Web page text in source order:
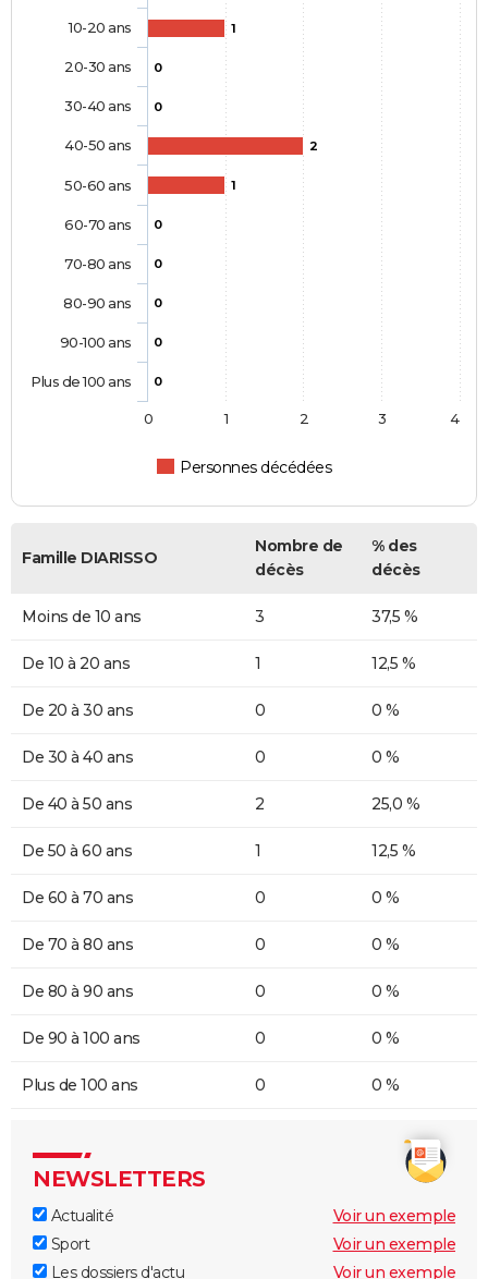
1
0
0
2
1
0
0
0
0
0
Personnes décédées
10-20 ans
20-30 ans
30-40 ans
40-50 ans
50-60 ans
60-70 ans
70-80 ans
80-90 ans
90-100 ans
Plus de 100 ans
0 1 2 3 4
Famille DIARISSO
Nombre de
décès
% des
décès
Moins de 10 ans 3 37,5 %
De 10 à 20 ans 1 12,5 %
De 20 à 30 ans 0 0 %
De 30 à 40 ans 0 0 %
De 40 à 50 ans 2 25,0 %
De 50 à 60 ans 1 12,5 %
De 60 à 70 ans 0 0 %
De 70 à 80 ans 0 0 %
De 80 à 90 ans 0 0 %
De 90 à 100 ans 0 0 %
Plus de 100 ans 0 0 %
NEWSLETTERS
Actualité
Voir un exemple
Sport
Voir un exemple
Les dossiers d'actu
Voir un exemple